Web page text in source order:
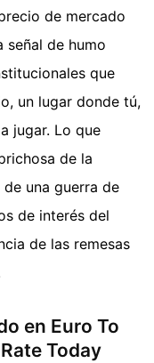
de mercado
señal de humo
que
un lugar donde tú,
jugar. Lo que
de la
una guerra de
de interés del
de las remesas
en Euro To
Today